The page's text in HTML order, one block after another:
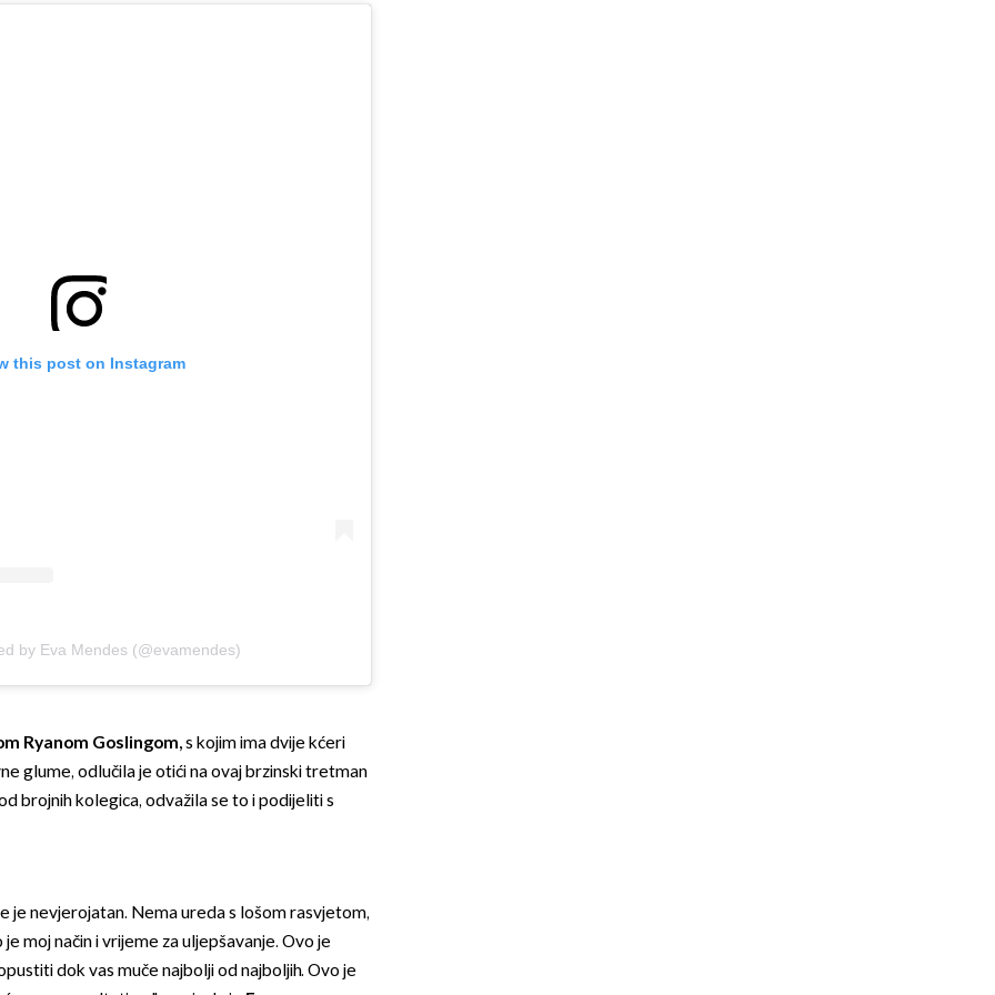
this post on Instagram
by Eva Mendes (@evamendes)
Ryanom Goslingom,s kojim ima dvije kćeri
glume, odlučila je otići na ovaj brzinski tretman
brojnih kolegica, odvažila se to i podijeliti s
je nevjerojatan. Nema ureda s lošom rasvjetom,
moj način i vrijeme za uljepšavanje. Ovo je
dok vas muče najbolji od najboljih. Ovo je